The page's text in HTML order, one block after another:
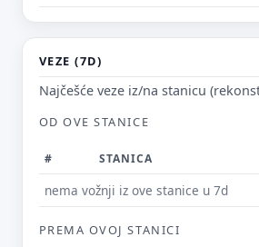
VEZE (7D)
Najčešće veze iz/na stanicu
OD OVE STANICE
# STANICA
nema vožnji iz ove stanice u 7d
PREMA OVOJ STANICI